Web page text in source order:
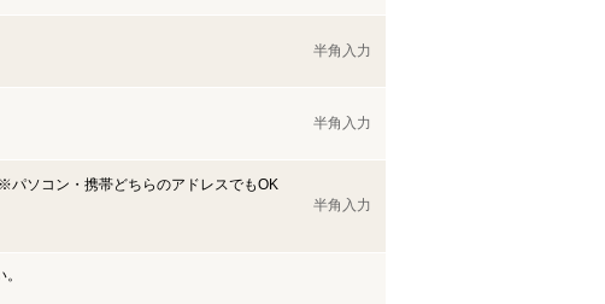
半角入力
半角入力
※パソコン・携帯どちらのアドレスでもOK
半角入力